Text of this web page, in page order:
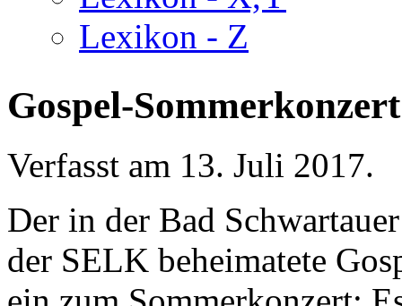
Lexikon - Z
Gospel-
Verfasst am 13. Juli 2017.
Der in der Bad
der SELK beheimatete